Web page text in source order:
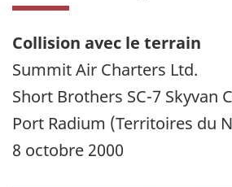
Collision avec le terrain
Summit Air Charters Ltd.
Short Brothers SC-7 Skyvan
Port Radium (Territoires du
8 octobre 2000